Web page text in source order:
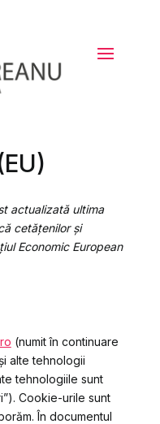
actualizată ultima
cetățenilor și
Economic European
(numit în continuare
alte tehnologii
tehnologiile sunt
Cookie-urile sunt
În documentul